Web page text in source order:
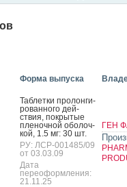
Форма выпуска
Таб­летки про­лон­ги­
рован­но­го дей­
ствия, пок­ры­тые
пле­ноч­ной обо­лоч­
кой, 1.5 мг: 30 шт.
РУ: ЛСР-001485/09
от 03.03.09
Дата
переоформления:
21.11.25
ГЕН